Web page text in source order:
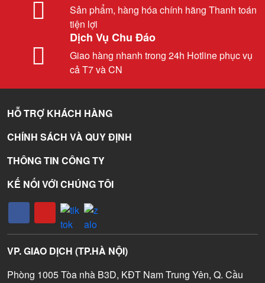
Sản phẩm, hàng hóa chính hãng Thanh toán
tiện lợi
Dịch Vụ Chu Đáo
Giao hàng nhanh trong 24h Hotline phục vụ
cả T7 và CN
HỖ TRỢ KHÁCH HÀNG
CHÍNH SÁCH VÀ QUY ĐỊNH
THÔNG TIN CÔNG TY
KẾ NỐI VỚI CHÚNG TÔI
VP. GIAO DỊCH (TP.HÀ NỘI)
Phòng 1005 Tòa nhà B3D, KĐT Nam Trung Yên, Q. Cầu